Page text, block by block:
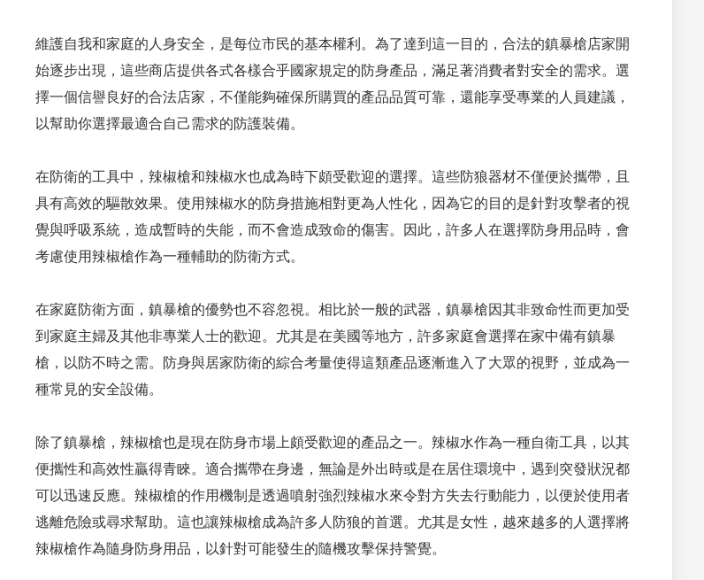
維護自我和家庭的人身安全，是每位市民的基本權利。為了達到這一目的，合法的鎮暴槍店家開
始逐步出現，這些商店提供各式各樣合乎國家規定的防身產品，滿足著消費者對安全的需求。選
擇一個信譽良好的合法店家，不僅能夠確保所購買的產品品質可靠，還能享受專業的人員建議，
以幫助你選擇最適合自己需求的防護裝備。
在防衛的工具中，辣椒槍和辣椒水也成為時下頗受歡迎的選擇。這些防狼器材不僅便於攜帶，且
具有高效的驅散效果。使用辣椒水的防身措施相對更為人性化，因為它的目的是針對攻擊者的視
覺與呼吸系統，造成暫時的失能，而不會造成致命的傷害。因此，許多人在選擇防身用品時，會
考慮使用辣椒槍作為一種輔助的防衛方式。
在家庭防衛方面，鎮暴槍的優勢也不容忽視。相比於一般的武器，鎮暴槍因其非致命性而更加受
到家庭主婦及其他非專業人士的歡迎。尤其是在美國等地方，許多家庭會選擇在家中備有鎮暴
槍，以防不時之需。防身與居家防衛的綜合考量使得這類產品逐漸進入了大眾的視野，並成為一
種常見的安全設備。
除了鎮暴槍，辣椒槍也是現在防身市場上頗受歡迎的產品之一。辣椒水作為一種自衛工具，以其
便攜性和高效性贏得青睞。適合攜帶在身邊，無論是外出時或是在居住環境中，遇到突發狀況都
可以迅速反應。辣椒槍的作用機制是透過噴射強烈辣椒水來令對方失去行動能力，以便於使用者
逃離危險或尋求幫助。這也讓辣椒槍成為許多人防狼的首選。尤其是女性，越來越多的人選擇將
辣椒槍作為隨身防身用品，以針對可能發生的隨機攻擊保持警覺。